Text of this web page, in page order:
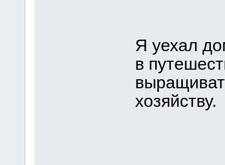
Я уехал
в
хозяйству.